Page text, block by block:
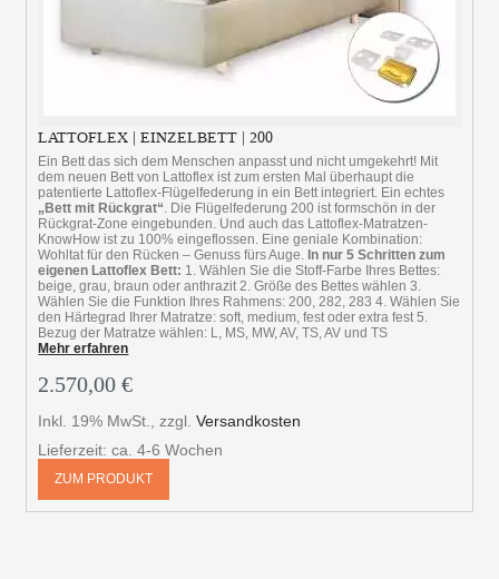
LATTOFLEX | EINZELBETT | 200
Ein Bett das sich dem Menschen anpasst und nicht umgekehrt! Mit
dem neuen Bett von Lattoflex ist zum ersten Mal überhaupt die
patentierte Lattoflex-Flügelfederung in ein Bett integriert. Ein echtes
„Bett mit Rückgrat“ . Die Flügelfederung 200 ist formschön in der
Rückgrat-Zone eingebunden. Und auch das Lattoflex-Matratzen-
KnowHow ist zu 100% eingeflossen. Eine geniale Kombination:
Wohltat für den Rücken – Genuss fürs Auge.In nur 5 Schritten zum
eigenen Lattoflex Bett: 1. Wählen Sie die Stoff-Farbe Ihres Bettes:
beige, grau, braun oder anthrazit 2. Größe des Bettes wählen 3.
Wählen Sie die Funktion Ihres Rahmens: 200, 282, 283 4. Wählen Sie
den Härtegrad Ihrer Matratze: soft, medium, fest oder extra fest 5.
Bezug der Matratze wählen: L, MS, MW, AV, TS, AV und TS
Mehr erfahren
2.570,00 €
Inkl. 19% MwSt. ,zzgl.Versandkosten
Lieferzeit: ca. 4-6 Wochen
ZUM PRODUKT